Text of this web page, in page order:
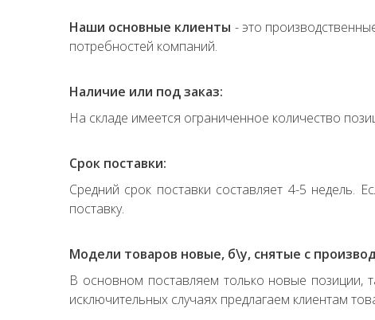
Наши основные клиенты - это
потребностей компаний.
Наличие или под заказ:
На складе имеется ограниченное количество
Срок поставки:
Средний срок поставки составляет 4-5 недель.
поставку.
Модели товаров новые, б\у, снятые с
В основном поставляем только новые позиции,
исключительных случаях предлагаем клиентам